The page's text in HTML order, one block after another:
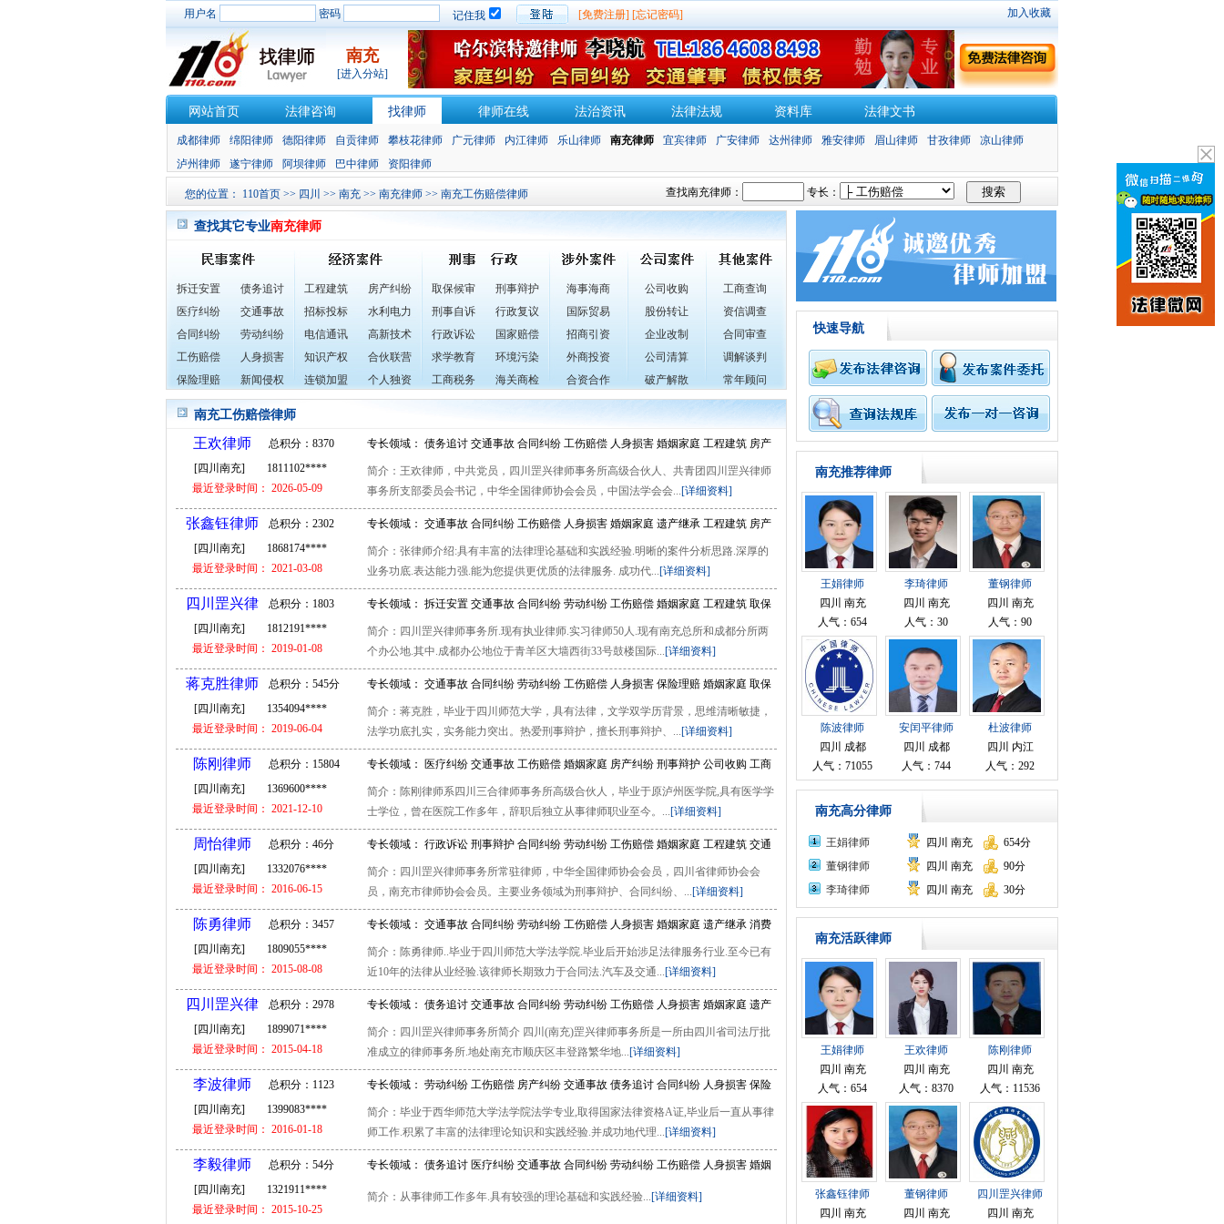
用户名 密码 记住我 [免费注册] [忘记密码] 加入收藏
南充
[进入分站]
网站首页 法律咨询 找律师 律师在线 法治资讯 法律法规 资料库 法律文书
成都律师 绵阳律师 德阳律师 自贡律师 攀枝花律师 广元律师 内江律师 乐山律师 南充律师 宜宾律师 广安律师 达州律师 雅安律师 眉山律师 甘孜律师
凉山律师
泸州律师
遂宁律师 阿坝律师 巴中律师 资阳律师
您的位置： 110首页 >> 四川 >> 南充 >> 南充律师 >> 南充工伤赔偿律师 查找南充律师： 专长：
查找其它专业南充律师
拆迁安置
债务追讨
医疗纠纷
交通事故
合同纠纷
劳动纠纷
工伤赔偿
人身损害
保险理赔
新闻侵权
工程建筑
房产纠纷
招标投标
水利电力
电信通讯
高新技术
知识产权
合伙联营
连锁加盟
个人独资
取保候审
刑事辩护
刑事自诉
行政复议
行政诉讼
国家赔偿
求学教育
环境污染
工商税务
海关商检
海事海商
国际贸易
招商引资
外商投资
合资合作
公司收购
股份转让
企业改制
公司清算
破产解散
工商查询
资信调查
合同审查
调解谈判
常年顾问
南充工伤赔偿律师
王欢律师 总积分：8370
分
[四川南充]
1811102****
最近登录时间： 2026-05-09
专长领域： 债务追讨 交通事故 合同纠纷 工伤赔偿 人身损害 婚姻家庭 工程建筑 房产
纠纷 取保候审 刑事辩护
简介：王欢律师，中共党员，四川罡兴律师事务所高级合伙人、共青团四川罡兴律师
事务所支部委员会书记，中华全国律师协会会员，中国法学会会...[详细资料]
张鑫钰律师 总积分：2302
分
[四川南充]
1868174****
最近登录时间： 2021-03-08
专长领域： 交通事故 合同纠纷 工伤赔偿 人身损害 婚姻家庭 遗产继承 工程建筑 房产
纠纷 刑事辩护 常年顾问
简介：张律师介绍:具有丰富的法律理论基础和实践经验.明晰的案件分析思路.深厚的
业务功底.表达能力强.能为您提供更优质的法律服务. 成功代...[详细资料]
四川罡兴律
律师
总积分：1803
分
[四川南充]
1812191****
最近登录时间： 2019-01-08
专长领域： 拆迁安置 交通事故 合同纠纷 劳动纠纷 工伤赔偿 婚姻家庭 工程建筑 取保
候审 刑事辩护 常年顾问
简介：四川罡兴律师事务所.现有执业律师.实习律师50人.现有南充总所和成都分所两
个办公地.其中.成都办公地位于青羊区大墙西街33号鼓楼国际...[详细资料]
蒋克胜律师
总积分：545分
[四川南充]
1354094****
最近登录时间： 2019-06-04
专长领域： 交通事故 合同纠纷 劳动纠纷 工伤赔偿 人身损害 保险理赔 婚姻家庭 取保
候审 刑事辩护
简介：蒋克胜，毕业于四川师范大学，具有法律，文学双学历背景，思维清晰敏捷，
法学功底扎实，实务能力突出。热爱刑事辩护，擅长刑事辩护、...[详细资料]
陈刚律师 总积分：15804
分
[四川南充]
1369600****
最近登录时间： 2021-12-10
专长领域： 医疗纠纷 交通事故 工伤赔偿 婚姻家庭 房产纠纷 刑事辩护 公司收购 工商
查询 合同审查
简介：陈刚律师系四川三合律师事务所高级合伙人，毕业于原泸州医学院,具有医学学
士学位，曾在医院工作多年，辞职后独立从事律师职业至今。...[详细资料]
周怡律师
总积分：46分
[四川南充]
1332076****
最近登录时间： 2016-06-15
专长领域： 行政诉讼 刑事辩护 合同纠纷 劳动纠纷 工伤赔偿 婚姻家庭 工程建筑 交通
事故 常年顾问
简介：四川罡兴律师事务所常驻律师，中华全国律师协会会员，四川省律师协会会
员，南充市律师协会会员。主要业务领域为刑事辩护、合同纠纷、...[详细资料]
陈勇律师 总积分：3457
分
[四川南充]
1809055****
最近登录时间： 2015-08-08
专长领域： 交通事故 合同纠纷 劳动纠纷 工伤赔偿 人身损害 婚姻家庭 遗产继承 消费
权益 房产纠纷 刑事辩护
简介：陈勇律师..毕业于四川师范大学法学院.毕业后开始涉足法律服务行业.至今已有
近10年的法律从业经验.该律师长期致力于合同法.汽车及交通...[详细资料]
四川罡兴律
律师
总积分：2978
分
[四川南充]
1899071****
最近登录时间： 2015-04-18
专长领域： 债务追讨 交通事故 合同纠纷 劳动纠纷 工伤赔偿 人身损害 婚姻家庭 遗产
继承 房产纠纷 刑事辩护
简介：四川罡兴律师事务所简介 四川(南充)罡兴律师事务所是一所由四川省司法厅批
准成立的律师事务所.地处南充市顺庆区丰登路繁华地...[详细资料]
李波律师 总积分：1123
分
[四川南充]
1399083****
最近登录时间： 2016-01-18
专长领域： 劳动纠纷 工伤赔偿 房产纠纷 交通事故 债务追讨 合同纠纷 人身损害 保险
理赔 婚姻家庭 遗产继承
简介：毕业于西华师范大学法学院法学专业,取得国家法律资格A证,毕业后一直从事律
师工作.积累了丰富的法律理论知识和实践经验.并成功地代理...[详细资料]
李毅律师
总积分：54分
[四川南充]
1321911****
最近登录时间： 2015-10-25
专长领域： 债务追讨 医疗纠纷 交通事故 合同纠纷 劳动纠纷 工伤赔偿 人身损害 婚姻
家庭 刑事辩护 公司犯罪
简介：从事律师工作多年.具有较强的理论基础和实践经验...[详细资料]
快速导航
南充推荐律师
王娟律师
四川 南充
人气：654
李琦律师
四川 南充
人气：30
董钢律师
四川 南充
人气：90
陈波律师
四川 成都
人气：71055
安闰平律师
四川 成都
人气：744
杜波律师
四川 内江
人气：292
南充高分律师
王娟律师 四川 南充
654分
董钢律师
四川 南充
90分
李琦律师
四川 南充 30分
南充活跃律师
王娟律师
四川 南充
人气：654
王欢律师
四川 南充
人气：8370
陈刚律师
四川 南充
人气：11536
张鑫钰律师
四川 南充
董钢律师
四川 南充
四川罡兴律师
事务所律师
四川 南充